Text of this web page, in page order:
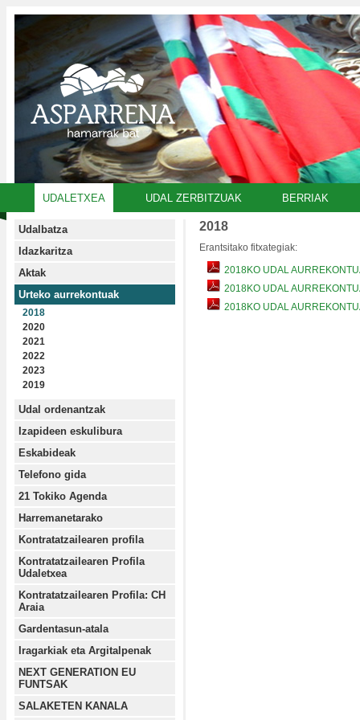
UDALETXEA UDAL ZERBITZUAK BERRIAK
Udalbatza
Idazkaritza
Aktak
Urteko aurrekontuak
2018
2020
2021
2022
2023
2019
Udal ordenantzak
Izapideen eskulibura
Eskabideak
Telefono gida
21 Tokiko Agenda
Harremanetarako
Kontratatzailearen profila
Kontratatzailearen Profila
Udaletxea
Kontratatzailearen Profila: CH
Araia
Gardentasun-atala
Iragarkiak eta Argitalpenak
NEXT GENERATION EU
FUNTSAK
SALAKETEN KANALA
2018
Erantsitako fitxategiak:
2018KO UDAL
2018KO UDAL
2018KO UDAL